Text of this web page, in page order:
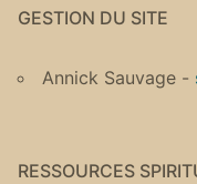
GESTION DU SITE
Annick Sauvage -
RESSOURCES